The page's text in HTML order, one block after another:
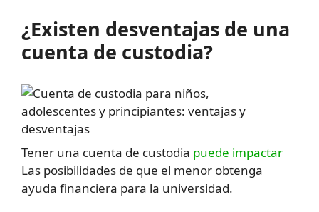
¿Existen desventajas de una
cuenta de custodia?
Tener una cuenta de custodia puede impactar
Las posibilidades de que el menor obtenga
ayuda financiera para la universidad.